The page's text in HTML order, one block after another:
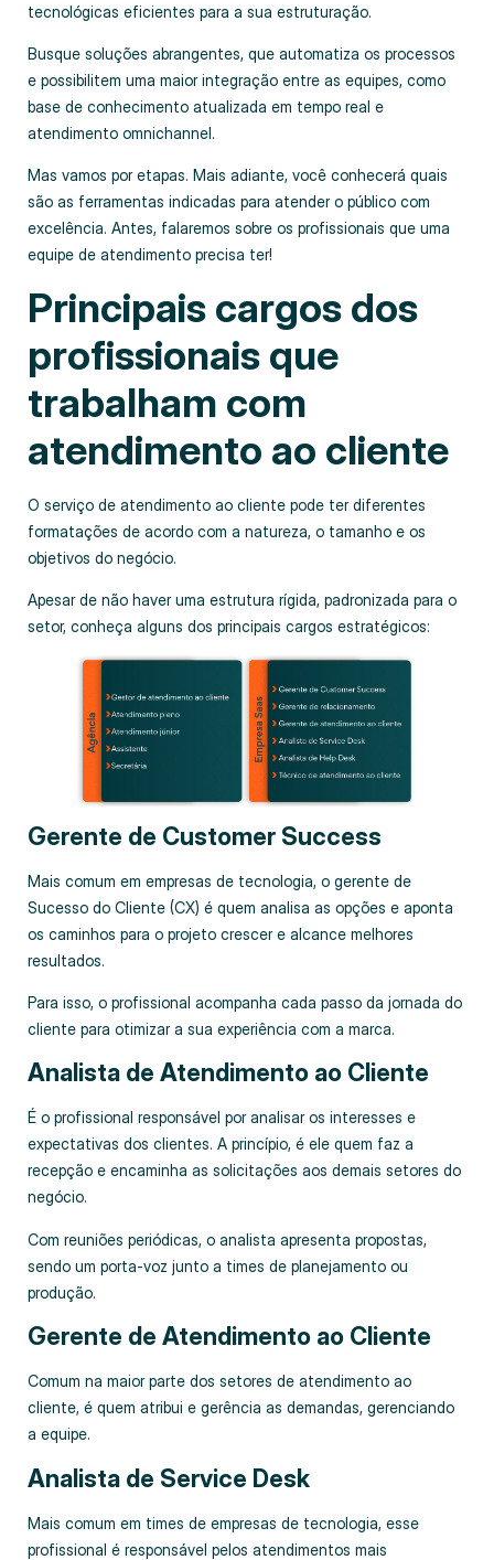
tecnológicas eficientes para a sua estruturação.
Busque soluções abrangentes, que automatiza os processos
e possibilitem uma maior integração entre as equipes, como
base de conhecimento atualizada em tempo real e
atendimento omnichannel.
Mas vamos por etapas. Mais adiante, você conhecerá quais
são as ferramentas indicadas para atender o público com
excelência. Antes, falaremos sobre os profissionais que uma
equipe de atendimento precisa ter!
Principais cargos dos
profissionais que
trabalham com
atendimento ao cliente
O serviço de atendimento ao cliente pode ter diferentes
formatações de acordo com a natureza, o tamanho e os
objetivos do negócio.
Apesar de não haver uma estrutura rígida, padronizada para o
setor, conheça alguns dos principais cargos estratégicos:
Gerente de Customer Success
Mais comum em empresas de tecnologia, o gerente de
Sucesso do Cliente (CX) é quem analisa as opções e aponta
os caminhos para o projeto crescer e alcance melhores
resultados.
Para isso, o profissional acompanha cada passo da jornada do
cliente para otimizar a sua experiência com a marca.
Analista de Atendimento ao Cliente
É o profissional responsável por analisar os interesses e
expectativas dos clientes. A princípio, é ele quem faz a
recepção e encaminha as solicitações aos demais setores do
negócio.
Com reuniões periódicas, o analista apresenta propostas,
sendo um porta-voz junto a times de planejamento ou
produção.
Gerente de Atendimento ao Cliente
Comum na maior parte dos setores de atendimento ao
cliente, é quem atribui e gerência as demandas, gerenciando
a equipe.
Analista de Service Desk
Mais comum em times de empresas de tecnologia, esse
profissional é responsável pelos atendimentos mais